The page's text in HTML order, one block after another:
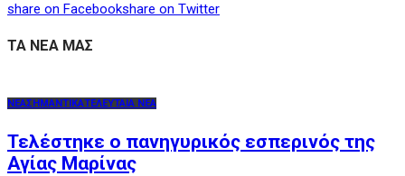
share on Facebookshare on Twitter
ΤΑ ΝΕΑ ΜΑΣ
ΝΕΑΣΗΜΑΝΤΙΚΑΤΕΛΕΥΤΑΙΑ ΝΕΑ
Τελέστηκε ο πανηγυρικός εσπερινός της
Αγίας Μαρίνας